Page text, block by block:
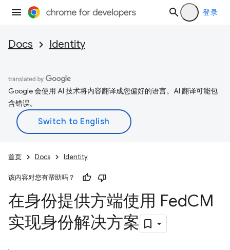
登录
Docs Identity
Google 会使用 AI 技术将内容翻译成您偏好的语言。AI 翻译可能包
含错误。
首页 Docs Identity
该内容对您有帮助吗？
在身份提供方端使用 FedCM
实现身份解决方案